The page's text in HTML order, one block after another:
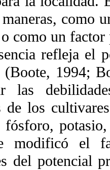
como
como un
refleja el
(Boote, 1994;
las
de los
modificó el
del potencial